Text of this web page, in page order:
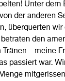
Unter dem
der anderen
überquerten
den
Tränen – meine
passiert war.